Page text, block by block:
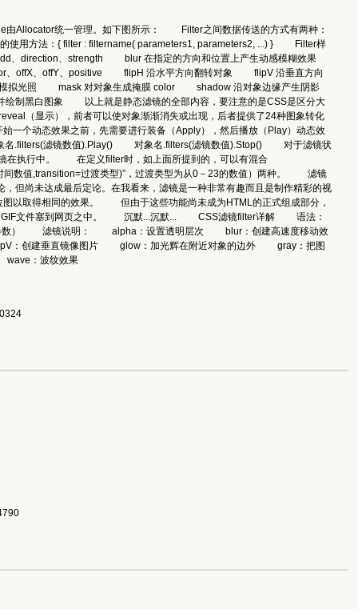
Allocator统一管理。如下图所示： Filter之间数据传送的方式有两种：
用方法：{ filter : filtername( parameters1, parameters2, ...) } Filter样
、direction、strength blur 在指定的方向和位置上产生动感模糊效果
、offX、offY、positive flipH 沿水平方向翻转对象 flipV 沿垂直方向
光照 mask 对对象生成掩膜 color shadow 沿对象边缘产生阴影
制黑白图象 以上就是静态滤镜的全部内容，要注意的是CSS是区分大
（显示），前者可以使对象渐渐消失或出现，后者提供了24种图象转化
个动态效果之前，先需要进行装备（Apply），然后播放（Play）动态效
名.filters(滤镜数值).Play() 对象名.filters(滤镜数值).Stop() 对于滤镜状
镜在执行中。 在定义filter时，如上面所提到的，可以有混合
间数值,transition=过渡类型)”，过渡类型为从0－23的数值）两种。 滤镜
但尚未达成最后定论。在我看来，滤镜是一种非常有趣而且是制作精彩的视
以取得相同的效果。 但由于这些功能尚未成为HTML的正式组成部分，
大的GIF文件塞到网页之中。 沉默...沉默... CSS滤镜filter详解 语法：
的参数） 滤镜说明： alpha：设置透明层次 blur：创建高速度移动效
创建垂直镜像图片 glow：加光辉在附近对象的边外 gray：把图
：波纹效果